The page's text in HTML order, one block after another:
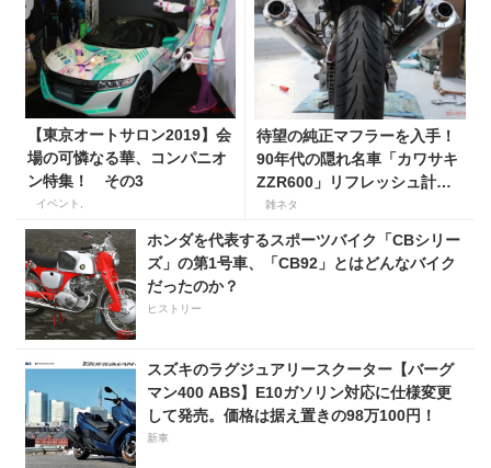
【東京オートサロン2019】会
場の可憐なる華、コンパニオ
ン特集！ その3
イベント,
待望の純正マフラーを入手！
90年代の隠れ名車「カワサキ
ZZR600」リフレッシュ計画
【第5話】
雑ネタ
ホンダを代表するスポーツバイク「CBシリー
ズ」の第1号車、「CB92」とはどんなバイク
だったのか？
ヒストリー
スズキのラグジュアリースクーター【バーグ
マン400 ABS】E10ガソリン対応に仕様変更
して発売。価格は据え置きの98万100円！
新車